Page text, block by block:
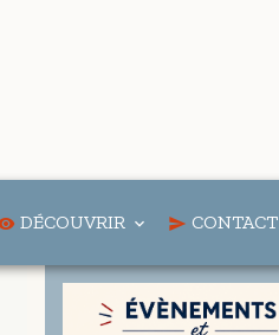
DÉCOUVRIR CONTACT